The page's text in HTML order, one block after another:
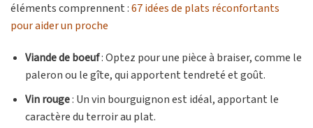
éléments comprennent :67 idées de plats réconfortants
pour aider un proche
Viande de boeuf: Optez pour une pièce à braiser, comme le
paleron ou le gîte, qui apportent tendreté et goût.
Vin rouge: Un vin bourguignon est idéal, apportant le
caractère du terroir au plat.